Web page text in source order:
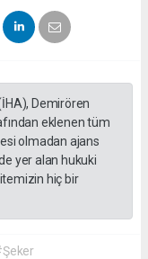
Demirören
eklenen tüm
olmadan ajans
yer alan hukuki
hiç bir